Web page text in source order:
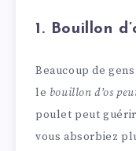
1. Bouillon
Beaucoup de
le bouillon d’os
poulet peut
vous absorbiez